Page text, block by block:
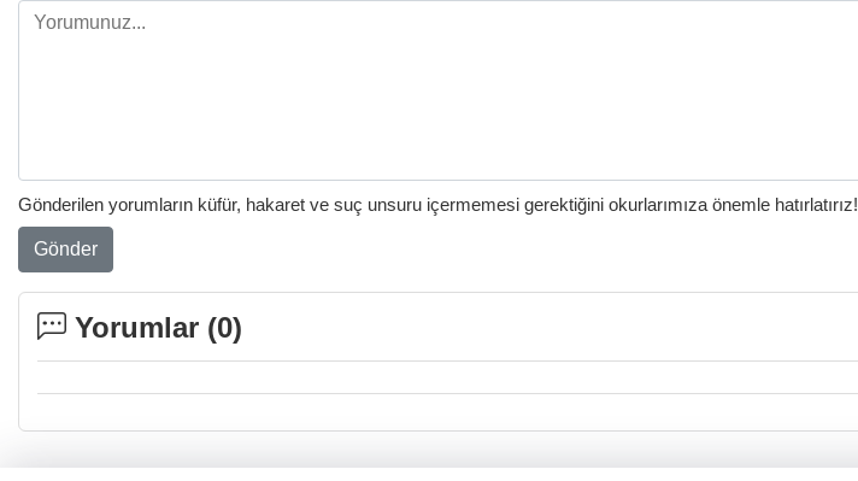
Gönderilen yorumların küfür, hakaret ve suç unsuru içermemesi gerektiğini okurlarımıza önemle hatırlatırız!
Gönder
Yorumlar (0)